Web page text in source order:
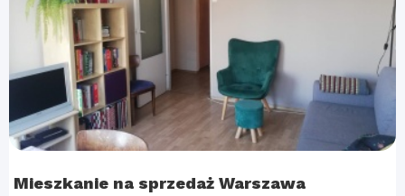
Mieszkanie na sprzedaż Warszawa